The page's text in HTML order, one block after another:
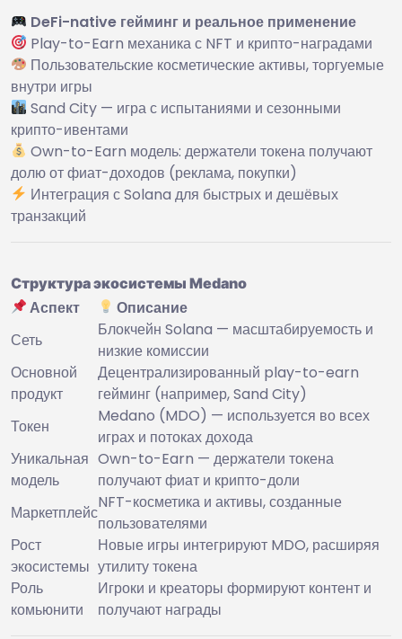
DeFi-native гейминг и реальное применение
Play-to-Earn механика с NFT и крипто-наградами
Пользовательские косметические активы, торгуемые
внутри игры
Sand City — игра с испытаниями и сезонными
крипто-ивентами
Own-to-Earn модель: держатели токена получают
долю от фиат-доходов (реклама, покупки)
Интеграция с Solana для быстрых и дешёвых
транзакций
Структура экосистемы Medano
Аспект
Описание
Сеть
Блокчейн Solana — масштабируемость и
низкие комиссии
Основной
продукт
Децентрализированный play-to-earn
гейминг (например, Sand City)
Токен
Medano (MDO) — используется во всех
играх и потоках дохода
Уникальная
модель
Own-to-Earn — держатели токена
получают фиат и крипто-доли
Маркетплейс
NFT-косметика и активы, созданные
пользователями
Рост
экосистемы
Новые игры интегрируют MDO, расширяя
утилиту токена
Роль
комьюнити
Игроки и креаторы формируют контент и
получают награды